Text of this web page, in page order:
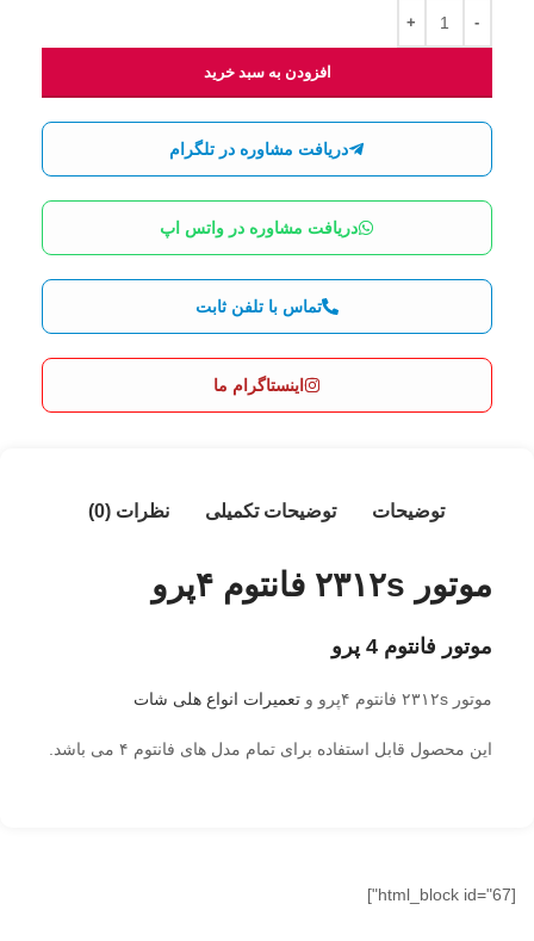
افزودن به سبد خرید
دریافت مشاوره در تلگرام
دریافت مشاوره در واتس اپ
تماس با تلفن ثابت
اینستاگرام ما
توضیحات توضیحات تکمیلی نظرات (0)
موتور ۲۳۱۲s فانتوم ۴پرو
موتور فانتوم 4 پرو
موتور ۲۳۱۲s فانتوم ۴پرو و تعمیرات انواع هلی شات
این محصول قابل استفاده برای تمام مدل های فانتوم ۴ می باشد.
[html_block id="67"]